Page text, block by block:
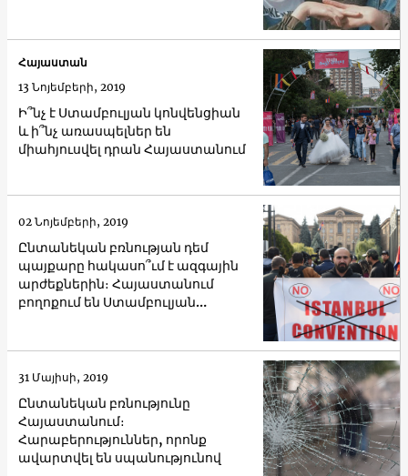
Ի՞նչ է Ստամբուլյան կոնվենցիան
և ի՞նչ առասպելներ են
միահյուսվել դրան Հայաստանում
Հայաստան
13 Նոյեմբերի, 2019
Ընտանեկան բռնության դեմ
պայքարը հակասո՞ւմ է ազգային
արժեքներին։ Հայաստանում
բողոքում են Ստամբուլյան
02 Նոյեմբերի, 2019
Ընտանեկան բռնությունը
Հայաստանում։
Հարաբերություններ, որոնք
ավարտվել են սպանությունով
31 Մայիսի, 2019